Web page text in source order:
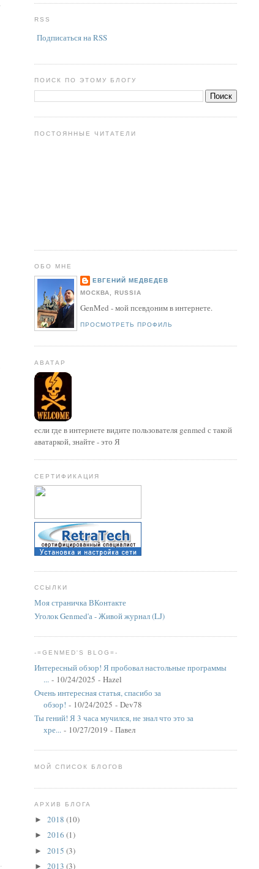
RSS
Подписаться на RSS
ПОИСК ПО ЭТОМУ БЛОГУ
ПОСТОЯННЫЕ ЧИТАТЕЛИ
ОБО МНЕ
ЕВГЕНИЙ МЕДВЕДЕВ
МОСКВА, RUSSIA
GenMed - мой псевдоним в интернете.
ПРОСМОТРЕТЬ ПРОФИЛЬ
АВАТАР
если где в интернете видите пользователя genmed с такой
аватаркой, знайте - это Я
СЕРТИФИКАЦИЯ
ССЫЛКИ
Моя страничка ВКонтакте
Уголок Genmed'а - Живой журнал (LJ)
-=GENMED'S BLOG=-
Интересный обзор! Я пробовал настольные программы
...- 10/24/2025 - Hazel
Очень интересная статья, спасибо за
обзор! - 10/24/2025 - Dev78
Ты гений! Я 3 часа мучился, не знал что это за
хре...- 10/27/2019 - Павел
МОЙ СПИСОК БЛОГОВ
АРХИВ БЛОГА
► 2018 (10)
► 2016 (1)
► 2015 (3)
► 2013 (3)